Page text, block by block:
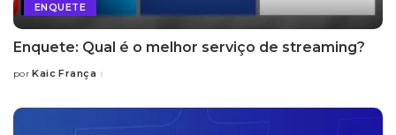
ENQUETE
Enquete: Qual é o melhor serviço de streaming?
Posted
por Kaic França